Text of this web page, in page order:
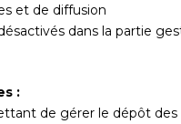
et de diffusion
dans la partie
:
de gérer le dépôt des